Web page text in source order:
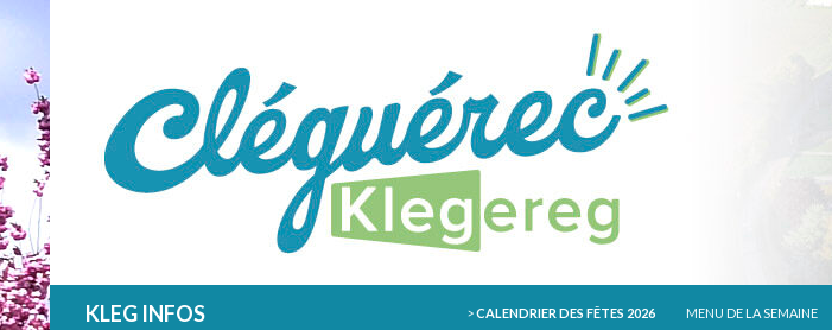
KLEG INFOS
>CALENDRIER DES FÊTES 2026 MENU DE LA SEMAINE